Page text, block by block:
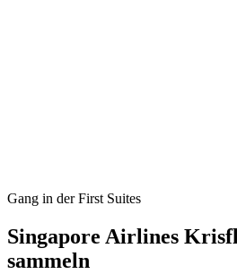
Gang in der First Suites
Singapore Airlines
sammeln